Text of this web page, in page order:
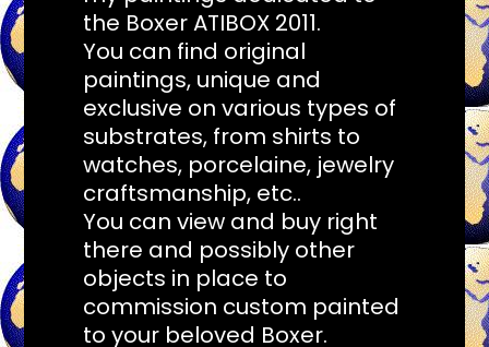
the Boxer ATIBOX 2011.
You can find original
paintings, unique and
exclusive on various types of
substrates, from shirts to
watches, porcelaine, jewelry
craftsmanship, etc..
You can view and buy right
there and possibly other
objects in place to
commission custom painted
to your beloved Boxer.